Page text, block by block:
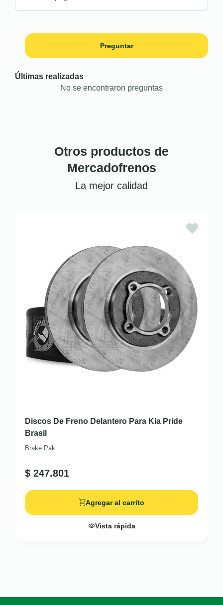
Preguntar
Últimas realizadas
No se encontraron preguntas
Otros productos de
Mercadofrenos
La mejor calidad
Discos De Freno Delantero Para Kia Pride
Brasil
Brake Pak
$ 247.801
Agregar al carrito
Vista rápida